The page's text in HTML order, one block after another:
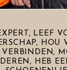
LEEF
HOU
HEB